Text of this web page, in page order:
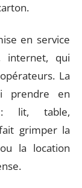
en service
internet, qui
La
prendre en
: lit, table,
grimper la
la location